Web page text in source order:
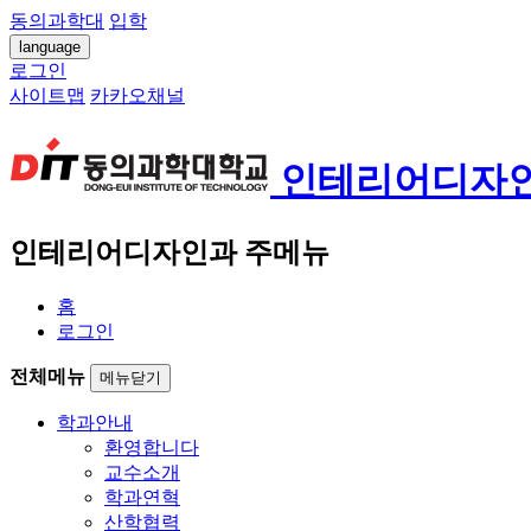
동의과학대 입학
language
로그인
사이트맵 카카오채널
인테리어디자
인테리어디자인과 주메뉴
홈
로그인
전체메뉴 메뉴닫기
학과안내
환영합니다
교수소개
학과연혁
산학협력